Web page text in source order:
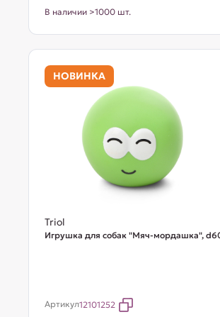
В наличии >1000 шт.
НОВИНКА
Triol
Игрушка для собак "Мяч-мордашка",
Артикул12101252